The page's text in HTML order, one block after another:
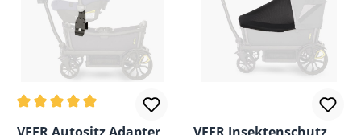
Durchschnittliche Bewertung von 5 von 5 Sternen